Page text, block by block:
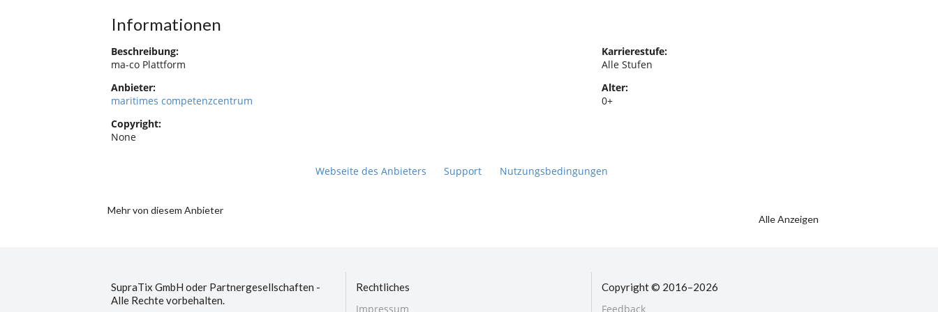
Informationen
Beschreibung:
ma-co Plattform
Anbieter:
maritimes competenzcentrum
Copyright:
None
Karrierestufe:
Alle Stufen
Alter:
0+
Webseite des Anbieters Support Nutzungsbedingungen
Mehr von diesem Anbieter
Alle Anzeigen
SupraTix GmbH oder Partnergesellschaften -
Alle Rechte vorbehalten.
Rechtliches
Impressum
Copyright © 2016–2026
Feedback